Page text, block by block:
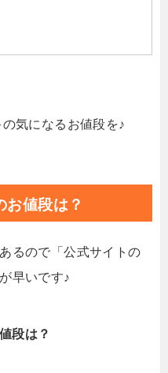
気になるお値段を♪
お値段は？
るので「公式サイトの
早いです♪